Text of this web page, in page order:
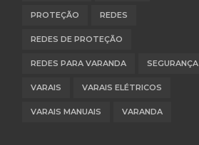
PROTEÇÃO REDES
REDES DE PROTEÇÃO
REDES PARA VARANDA SEGURANÇA
VARAIS VARAIS ELÉTRICOS
VARAIS MANUAIS VARANDA